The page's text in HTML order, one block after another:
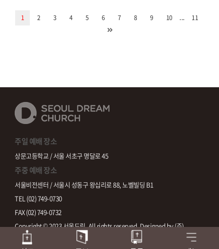
1 2 3 4 5 6 7 8 9 10 ... 11
주일 예배 장소
상문고등학교 / 서울 서초구 명달로 45
주중 예배 장소
서울비전센터 / 서울시 성동구 왕십리로 88, 노벨빌딩 B1
TEL (02) 749-0730
FAX (02) 749-0732
Copyright © 2023 서울드림. All rights reserved. Designed by(주)
스데반정보